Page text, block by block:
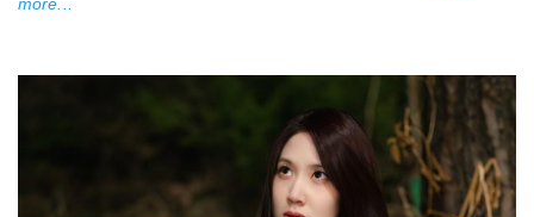
more...